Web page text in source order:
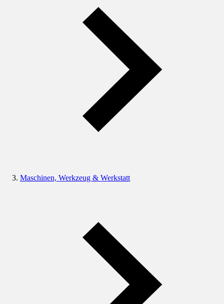
Maschinen, Werkzeug & Werkstatt